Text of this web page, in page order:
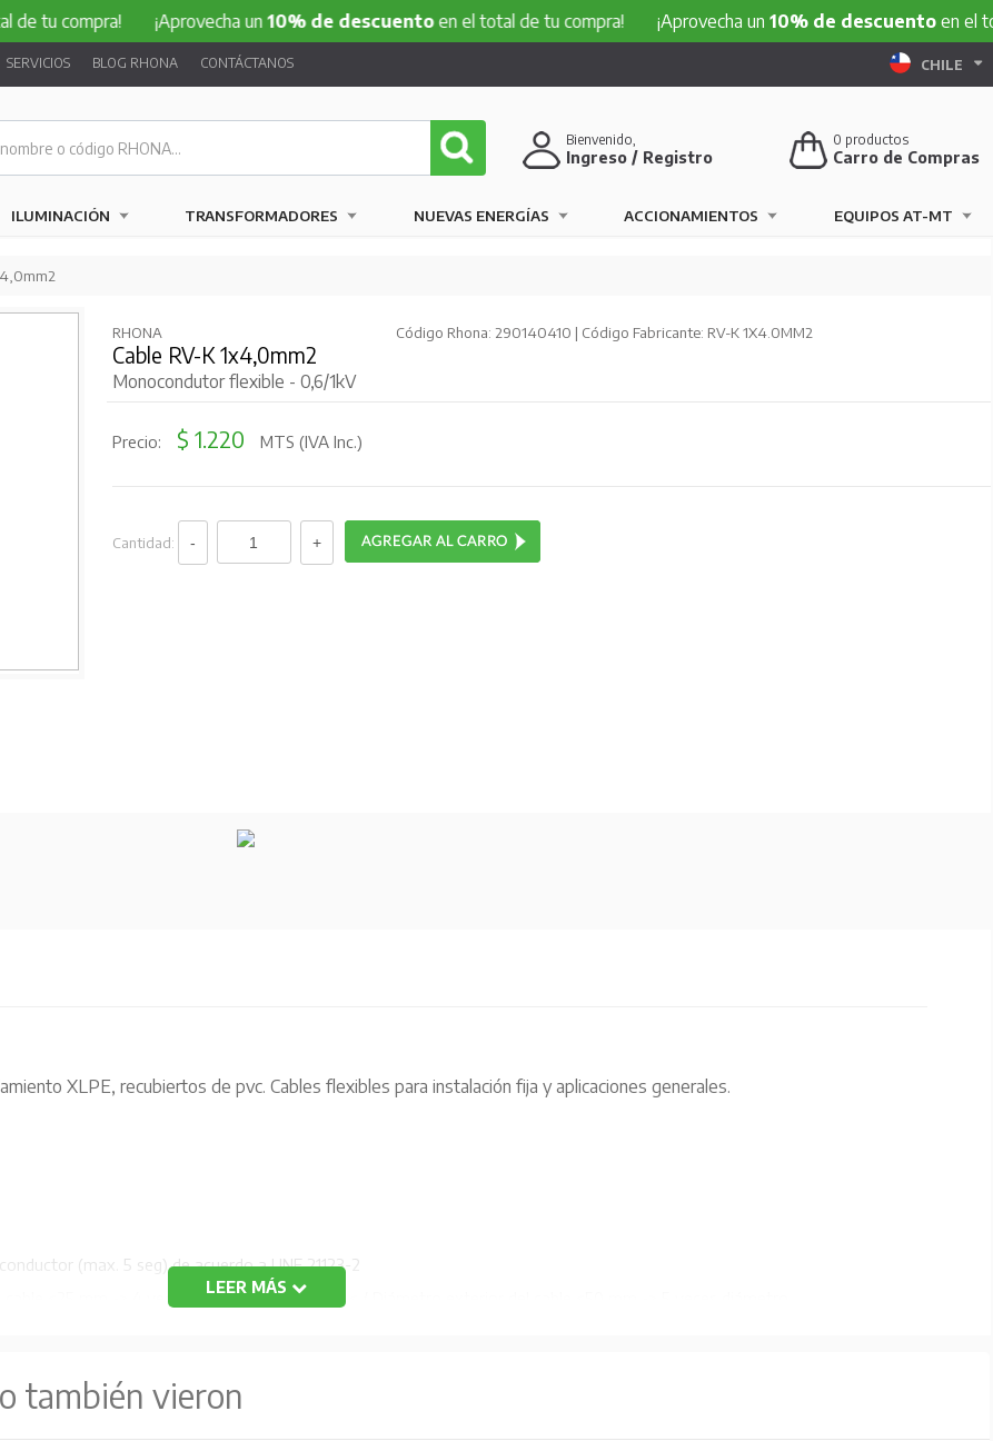
¡Aprovecha un10% de descuentoen el total de tu compra! ¡Aprovecha un10% de descuentoen el total de
SERVICIOS BLOG RHONA CONTÁCTANOS CHILE
0 productos
Carro de Compras
Bienvenido,
Ingreso / Registro
ILUMINACIÓN TRANSFORMADORES NUEVAS ENERGÍAS ACCIONAMIENTOS EQUIPOS AT-MT
RHONA Código Rhona: 290140410 | Código Fabricante: RV-K 1X4.0MM2
Cable RV-K 1x4,0mm2
Monocondutor flexible - 0,6/1kV
Precio: $ 1.220 MTS (IVA Inc.)
Cantidad:
XLPE, recubiertos de pvc. Cables flexibles para instalación fija y aplicaciones generales.
(max. 5 seg) de acuerdo a UNE 21123-2
<25 mm -> 4 veces diámetro exterior 25 < / Diámetro exterior del cable <50 mm -> 5 veces diámetro
LEER MÁS
también vieron